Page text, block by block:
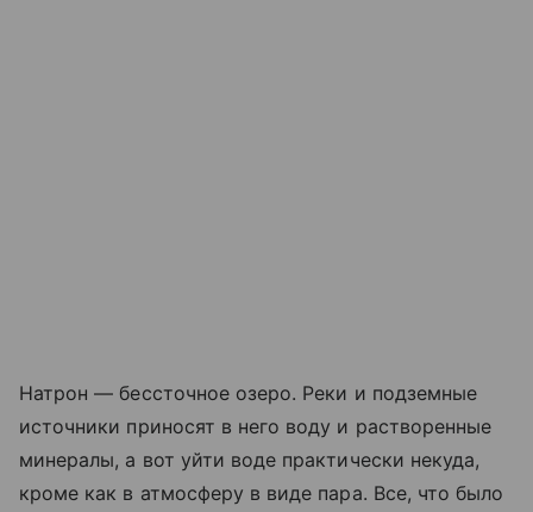
Натрон — бессточное озеро. Реки и подземные
источники приносят в него воду и растворенные
минералы, а вот уйти воде практически некуда,
кроме как в атмосферу в виде пара. Все, что было